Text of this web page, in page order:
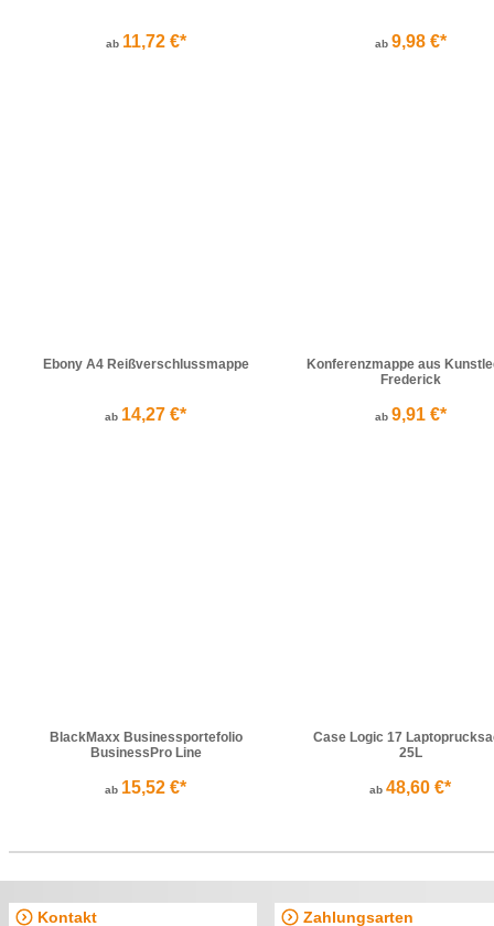
ab 11,72 €* ab 9,98 €*
Ebony A4 Reißverschlussmappe
ab 14,27 €*
Konferenzmappe aus
Frederick
ab 9,91 €*
BlackMaxx Businessportefolio
BusinessPro Line
ab 15,52 €*
Case Logic 17
25L
ab 48,60 €*
Kontakt Zahlungsarten